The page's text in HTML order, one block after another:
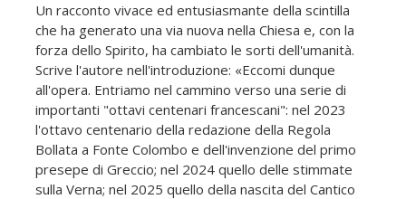
Un racconto vivace ed entusiasmante della scintilla
che ha generato una via nuova nella Chiesa e, con la
forza dello Spirito, ha cambiato le sorti dell'umanità.
Scrive l'autore nell'introduzione: «Eccomi dunque
all'opera. Entriamo nel cammino verso una serie di
importanti "ottavi centenari francescani": nel 2023
l'ottavo centenario della redazione della Regola
Bollata a Fonte Colombo e dell'invenzione del primo
presepe di Greccio; nel 2024 quello delle stimmate
sulla Verna; nel 2025 quello della nascita del Cantico